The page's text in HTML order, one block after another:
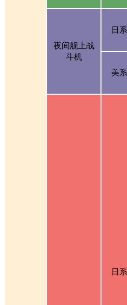
夜间舰上战
斗机
日系
美系
日系